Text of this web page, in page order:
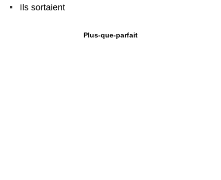
Ils sortaient
Plus-que-parfait